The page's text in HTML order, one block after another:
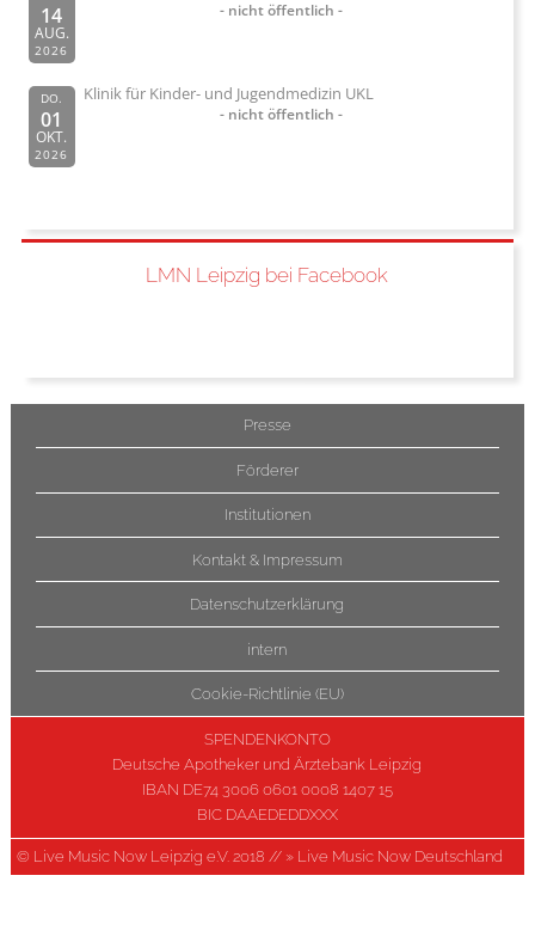
14
AUG.
2026
- nicht öffentlich -
DO.
01
OKT.
2026
Klinik für Kinder- und Jugendmedizin UKL
- nicht öffentlich -
LMN Leipzig bei Facebook
Presse
Förderer
Institutionen
Kontakt & Impressum
Datenschutzerklärung
intern
Cookie-Richtlinie (EU)
SPENDENKONTO
Deutsche Apotheker und Ärztebank Leipzig
IBAN DE74 3006 0601 0008 1407 15
BIC DAAEDEDDXXX
© Live Music Now Leipzig e.V. 2018 // » Live Music Now Deutschland